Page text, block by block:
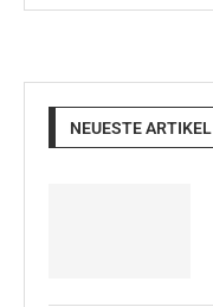
NEUESTE ARTIKEL